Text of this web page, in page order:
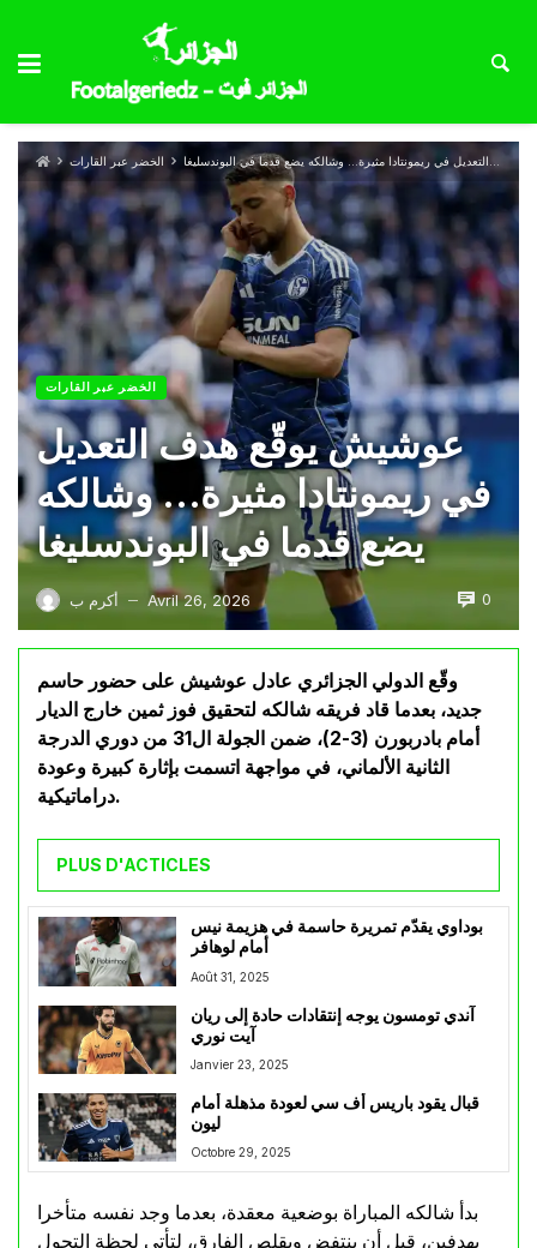
الخضر عبر القارات عوشيش يوقّع هدف التعديل في ريمونتادا مثيرة… وشالكه يضع قدما في البوندسليغا
الخضر عبر القارات
عوشيش يوقّع هدف التعديل
في ريمونتادا مثيرة… وشالكه
يضع قدما في البوندسليغا
أكرم ب — Avril 26, 2026 0
وقّع الدولي الجزائري عادل عوشيش على حضور حاسم
جديد، بعدما قاد فريقه شالكه لتحقيق فوز ثمين خارج الديار
أمام بادربورن (3-2)، ضمن الجولة ال31 من دوري الدرجة
الثانية الألماني، في مواجهة اتسمت بإثارة كبيرة وعودة
دراماتيكية.
PLUS D'ACTICLES
بوداوي يقدّم تمريرة حاسمة في هزيمة نيس
أمام لوهافر
Août 31, 2025
آندي تومسون يوجه إنتقادات حادة إلى ريان
آيت نوري
Janvier 23, 2025
قبال يقود باريس أف سي لعودة مذهلة أمام
ليون
Octobre 29, 2025
بدأ شالكه المباراة بوضعية معقدة، بعدما وجد نفسه متأخرا
بهدفين، قبل أن ينتفض ويقلص الفارق، لتأتي لحظة التحول